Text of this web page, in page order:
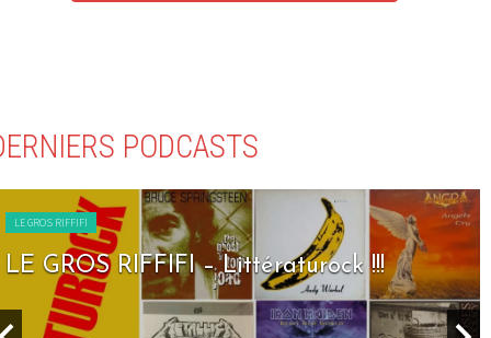
PODCASTS
LE GROS RIFFIFI
LE GROS RIFFIFI – Seven Days To Rock !!!